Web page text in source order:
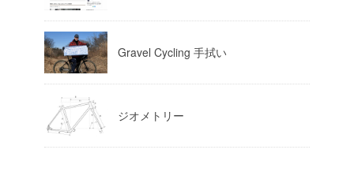
Gravel Cycling 手拭い
ジオメトリー